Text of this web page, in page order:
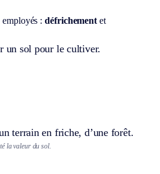
employés :défrichement et
un sol pour le cultiver.
terrain en friche, d’une forêt.
la valeur du sol.